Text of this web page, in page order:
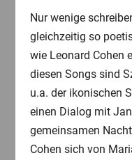
Nur wenige
gleichzeitig so
wie Leonard Cohen
diesen Songs sind
u.a. der ikonischen
einen Dialog mit
gemeinsamen
Cohen sich von